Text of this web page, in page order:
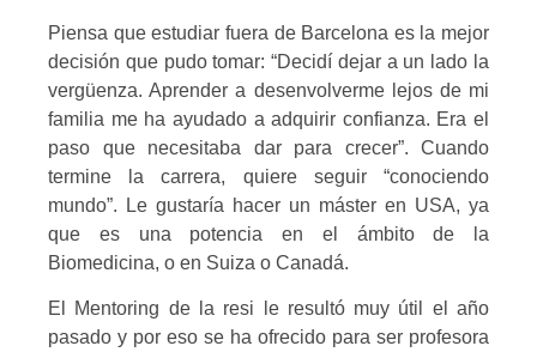
Piensa que estudiar fuera de Barcelona es la mejor
decisión que pudo tomar: “Decidí dejar a un lado la
vergüenza. Aprender a desenvolverme lejos de mi
familia me ha ayudado a adquirir confianza. Era el
paso que necesitaba dar para crecer”. Cuando
termine la carrera, quiere seguir “conociendo
mundo”. Le gustaría hacer un máster en USA, ya
que es una potencia en el ámbito de la
Biomedicina, o en Suiza o Canadá.
El Mentoring de la resi le resultó muy útil el año
pasado y por eso se ha ofrecido para ser profesora